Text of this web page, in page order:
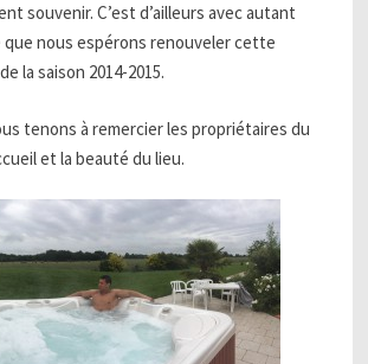
souvenir. C’est d’ailleurs avec autant
que nous espérons renouveler cette
la saison 2014-2015.
tenons à remercier les propriétaires du
et la beauté du lieu.